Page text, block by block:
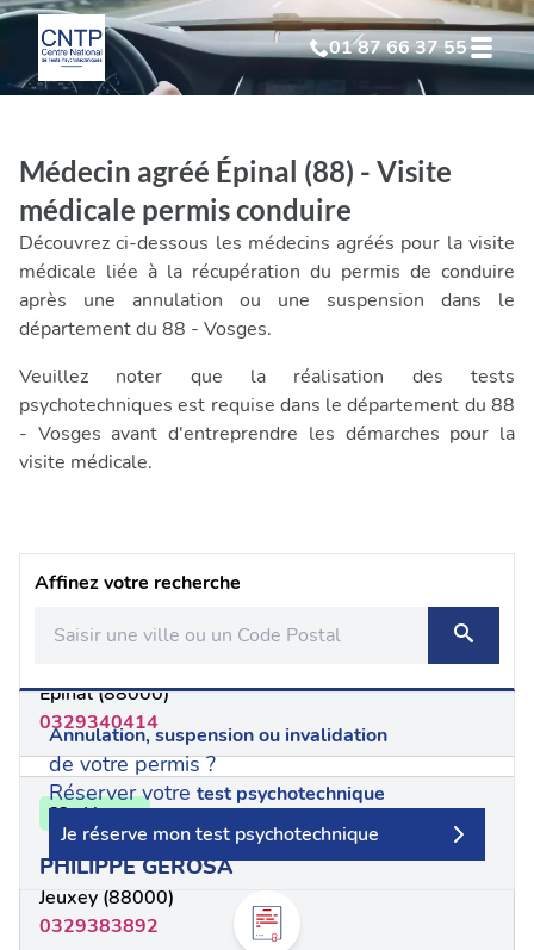
01 87 66 37 55
Test Psychotechnique suite à annulation
Test Psychotechniquesuite à invalidation
Test Psychotechniqueprofessionnel
Médecin agréé Épinal (88) - Visite
médicale permis conduire
Découvrez ci-dessous les médecins agréés pour la visite
médicale liée à la récupération du permis de conduire
après une annulation ou une suspension dans le
département du 88 - Vosges.
Veuillez noter que la réalisation des tests
psychotechniques est requise dans le département du 88
- Vosges avant d'entreprendre les démarches pour la
visite médicale.
Affinez votre recherche
Annulation, suspension ou invalidation
de votre permis ?
Réserver votre test psychotechnique
Je réserve mon test psychotechnique
Épinal (88000)
0329340414
88 - Vosges
PHILIPPE GEROSA
Jeuxey (88000)
0329383892